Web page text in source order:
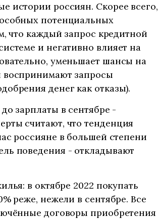
истории россиян. Скорее всего,
потенциальных
что каждый запрос кредитной
и негативно влияет на
уменьшает шансы на
воспринимают запросы
денег как отказы).
зарплаты в сентябре -
считают, что тенденция
россияне в большей степени
поведения - откладывают
в октябре 2022 покупать
реже, нежели в сентябре. Все
договоры приобретения